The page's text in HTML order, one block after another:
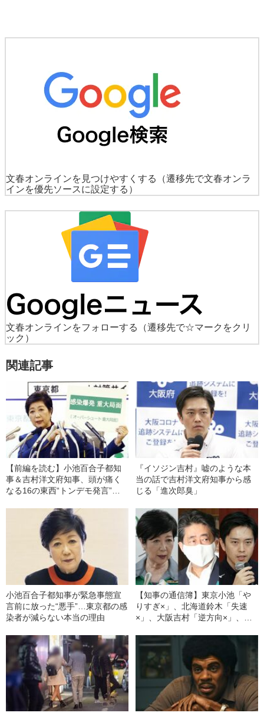
文春オンラインを見つけやすくする
（遷移先で文春オンラ
インを優先ソースに設定する）
文春オンラインをフォローする
（遷移先で☆マークをクリ
ック）
関連記事
【前編を読む】小池百合子都知
事＆吉村洋文府知事、頭が痛く
なる16の東西“トンデモ発言”対
『イソジン吉村』嘘のような本
当の話で吉村洋文府知事から感
じる「進次郎臭」
小池百合子都知事が緊急事態宣
言前に放った“悪手”…東京都の感
染者が減らない本当の理由
【知事の通信簿】東京小池「や
りすぎ×」、北海道鈴木「失速
×」、大阪吉村「逆方向×」、和